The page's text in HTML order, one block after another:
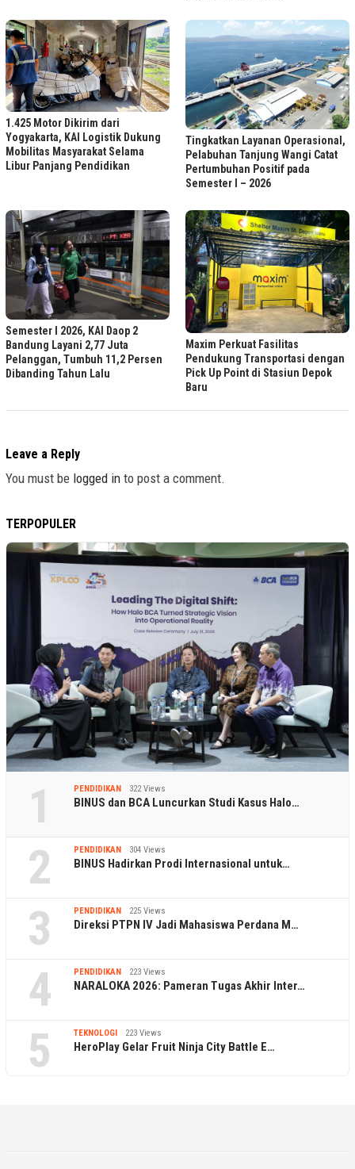
1.425 Motor Dikirim dari
Yogyakarta, KAI Logistik Dukung
Mobilitas Masyarakat Selama
Libur Panjang Pendidikan
Tingkatkan Layanan Operasional,
Pelabuhan Tanjung Wangi Catat
Pertumbuhan Positif pada
Semester I – 2026
Semester I 2026, KAI Daop 2
Bandung Layani 2,77 Juta
Pelanggan, Tumbuh 11,2 Persen
Dibanding Tahun Lalu
Maxim Perkuat Fasilitas
Pendukung Transportasi dengan
Pick Up Point di Stasiun Depok
Baru
Leave a Reply
You must be logged in to post a comment.
TERPOPULER
1 PENDIDIKAN 322 Views
BINUS dan BCA Luncurkan Studi Kasus Halo…
2 PENDIDIKAN 304 Views
BINUS Hadirkan Prodi Internasional untuk…
3 PENDIDIKAN 225 Views
Direksi PTPN IV Jadi Mahasiswa Perdana M…
4 PENDIDIKAN 223 Views
NARALOKA 2026: Pameran Tugas Akhir Inter…
5 TEKNOLOGI 223 Views
HeroPlay Gelar Fruit Ninja City Battle E…